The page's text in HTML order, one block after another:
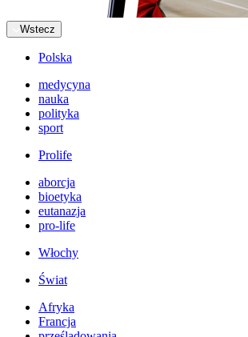
Wstecz
Polska
medycyna
nauka
polityka
sport
Prolife
aborcja
bioetyka
eutanazja
pro-life
Włochy
Świat
Afryka
Francja